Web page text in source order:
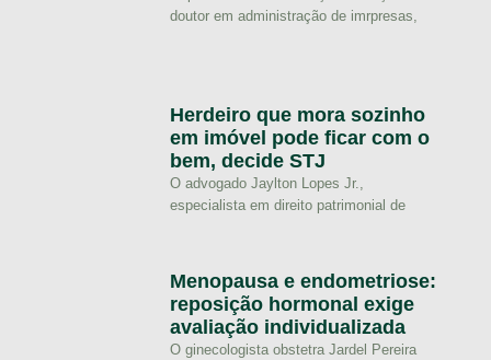
doutor em administração de imrpresas,
Herdeiro que mora sozinho
em imóvel pode ficar com o
bem, decide STJ
O advogado Jaylton Lopes Jr.,
especialista em direito patrimonial de
Menopausa e endometriose:
reposição hormonal exige
avaliação individualizada
O ginecologista obstetra Jardel Pereira